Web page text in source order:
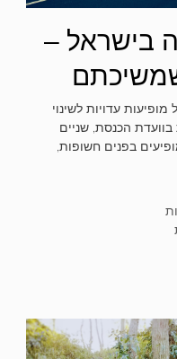
בישראל –
השתנה
בוועדת
עדויות לשינוי
הכנסת, שניים
בפנים חשופות,